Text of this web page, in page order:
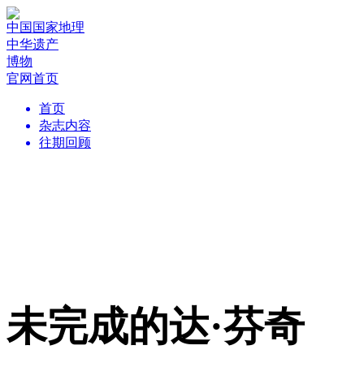
中国国家地理
中华遗产
博物
官网首页
首页
杂志内容
往期回顾
未完成的达·芬奇